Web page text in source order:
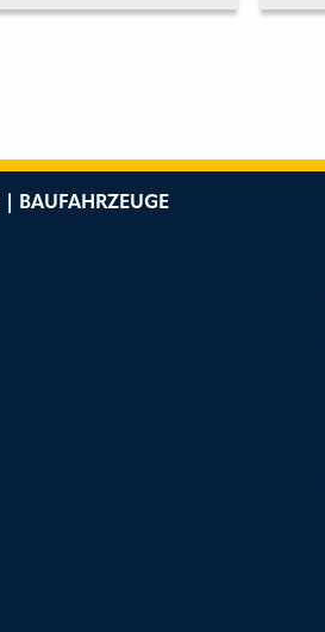
BAUFAHRZEUGE